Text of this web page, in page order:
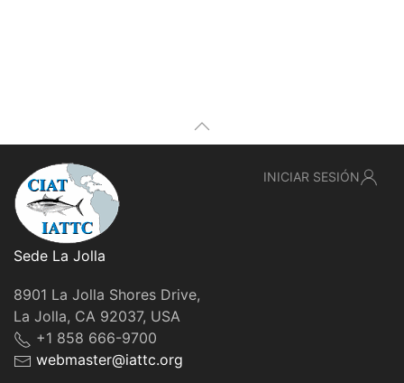
Sede La Jolla
8901 La Jolla Shores Drive,
La Jolla, CA 92037, USA
+1 858 666-9700
webmaster@iattc.org
INICIAR SESIÓN